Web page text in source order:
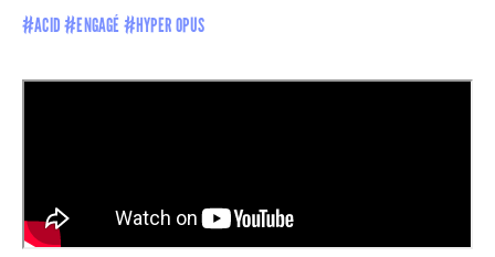
#ACID #ENGAGÉ #HYPER OPUS